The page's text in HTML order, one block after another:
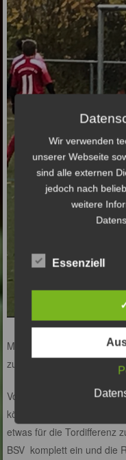
Mohes erzielte in der
zum 1:6.
Von jetzt an hätten unsere
können, und auf den einen
etwas für die Tordifferenz
BSV komplett ein und die
Wir verwenden
unserer Webseite
sind alle externen
jedoch nach
weitere
Essenziell